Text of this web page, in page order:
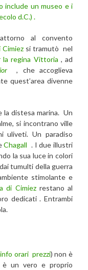
include un museo e i
d.C.) .
al convento
Cimiez si tramutò nel
la regina Vittoria , ad
, che accoglieva
quest’area divenne
la distesa marina. Un
si incontrano ville
uliveti. Un paradiso
Chagall . I due illustri
la sua luce in colori
tumulti della guerra
stimolante e
di Cimiezrestano al
dedicati . Entrambi
info orari prezzi) non è
è un vero e proprio